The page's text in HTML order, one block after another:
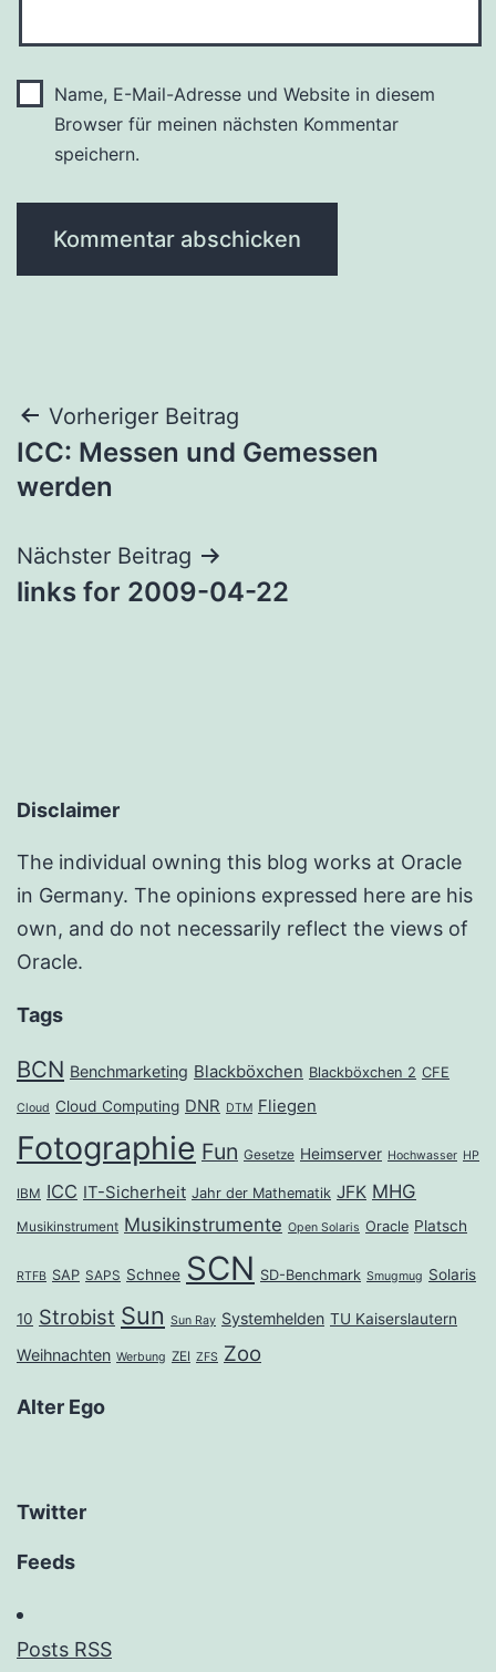
Name, E-Mail-Adresse und Website in diesem
Browser für meinen nächsten Kommentar
speichern.
Beitragsnavigation
Vorheriger Beitrag
ICC: Messen und Gemessen
werden
Nächster Beitrag
links for 2009-04-22
Disclaimer
The individual owning this blog works at Oracle
in Germany. The opinions expressed here are his
own, and do not necessarily reflect the views of
Oracle.
Tags
BCN Benchmarketing Blackböxchen Blackböxchen 2 CFE
Cloud Cloud Computing DNR DTM Fliegen
Fotographie Fun Gesetze Heimserver Hochwasser HP
IBM ICC IT-Sicherheit Jahr der Mathematik JFK MHG
Musikinstrument Musikinstrumente Open Solaris Oracle Platsch
RTFB SAP SAPS Schnee SCN SD-Benchmark Smugmug Solaris
10 Strobist Sun Sun Ray Systemhelden TU Kaiserslautern
Weihnachten Werbung ZEI ZFS Zoo
Alter Ego
Twitter
Feeds
Posts RSS